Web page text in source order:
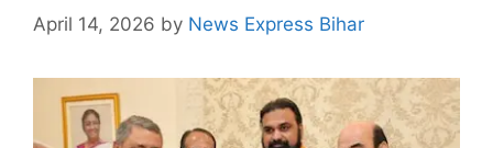
April 14, 2026 by News Express Bihar